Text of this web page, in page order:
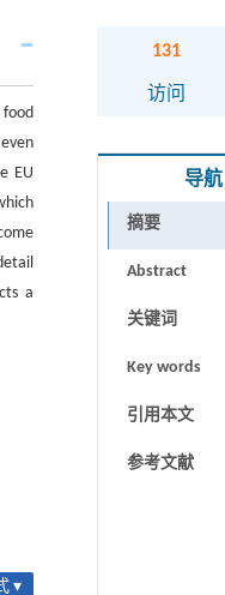
food
EU
a
▾
131
访问
导航
摘要
Abstract
关键词
Key words
引用本文
参考文献